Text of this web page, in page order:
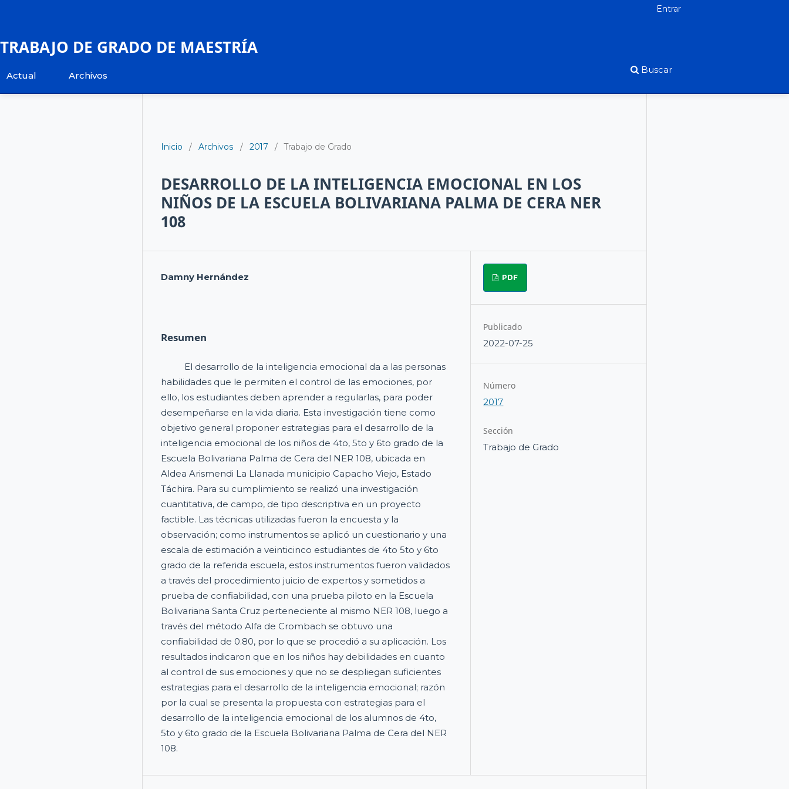
TRABAJO DE GRADO DE MAESTRÍA
Actual Archivos
Buscar
Entrar
Inicio / Archivos / 2017 / Trabajo de Grado
DESARROLLO DE LA INTELIGENCIA EMOCIONAL EN LOS
NIÑOS DE LA ESCUELA BOLIVARIANA PALMA DE CERA NER
108
Damny Hernández
Resumen
El desarrollo de la inteligencia emocional da a las personas
habilidades que le permiten el control de las emociones, por
ello, los estudiantes deben aprender a regularlas, para poder
desempeñarse en la vida diaria. Esta investigación tiene como
objetivo general proponer estrategias para el desarrollo de la
inteligencia emocional de los niños de 4to, 5to y 6to grado de la
Escuela Bolivariana Palma de Cera del NER 108, ubicada en
Aldea Arismendi La Llanada municipio Capacho Viejo, Estado
Táchira. Para su cumplimiento se realizó una investigación
cuantitativa, de campo, de tipo descriptiva en un proyecto
factible. Las técnicas utilizadas fueron la encuesta y la
observación; como instrumentos se aplicó un cuestionario y una
escala de estimación a veinticinco estudiantes de 4to 5to y 6to
grado de la referida escuela, estos instrumentos fueron validados
a través del procedimiento juicio de expertos y sometidos a
prueba de confiabilidad, con una prueba piloto en la Escuela
Bolivariana Santa Cruz perteneciente al mismo NER 108, luego a
través del método Alfa de Crombach se obtuvo una
confiabilidad de 0.80, por lo que se procedió a su aplicación. Los
resultados indicaron que en los niños hay debilidades en cuanto
al control de sus emociones y que no se despliegan suficientes
estrategias para el desarrollo de la inteligencia emocional; razón
por la cual se presenta la propuesta con estrategias para el
desarrollo de la inteligencia emocional de los alumnos de 4to,
5to y 6to grado de la Escuela Bolivariana Palma de Cera del NER
108.
PDF
Publicado
2022-07-25
Número
2017
Sección
Trabajo de Grado